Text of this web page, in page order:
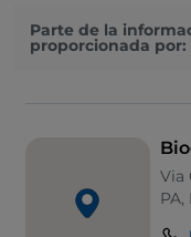
Parte de la
proporcionada por:
Via
PA,